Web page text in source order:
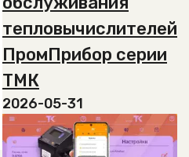
тепловычислителей
ПромПрибор серии
ТМК
2026-05-31